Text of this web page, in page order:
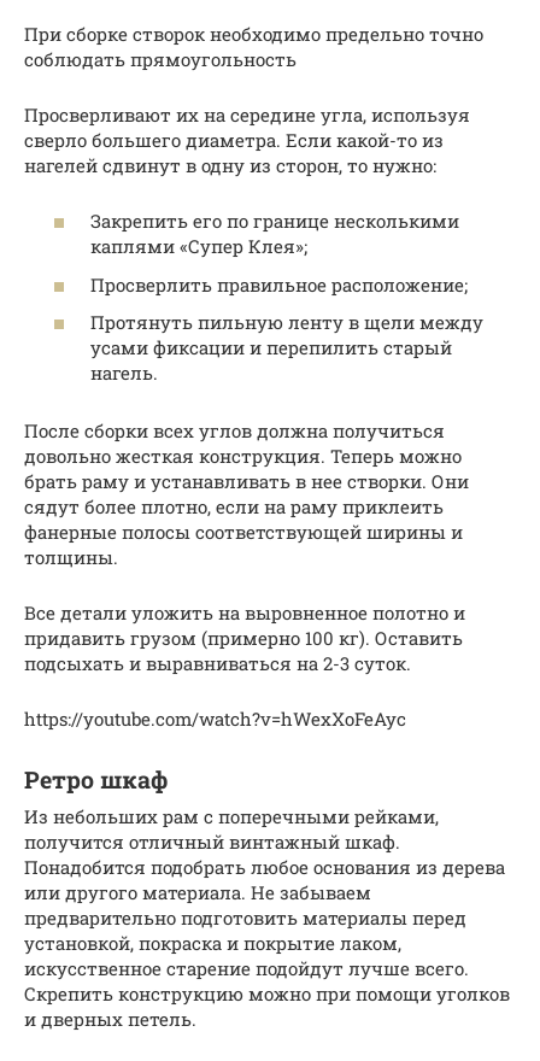
При сборке створок необходимо предельно точно
соблюдать прямоугольность
Просверливают их на середине угла, используя
сверло большего диаметра. Если какой-то из
нагелей сдвинут в одну из сторон, то нужно:
Закрепить его по границе несколькими
каплями «Супер Клея»;
Просверлить правильное расположение;
Протянуть пильную ленту в щели между
усами фиксации и перепилить старый
нагель.
После сборки всех углов должна получиться
довольно жесткая конструкция. Теперь можно
брать раму и устанавливать в нее створки. Они
сядут более плотно, если на раму приклеить
фанерные полосы соответствующей ширины и
толщины.
Все детали уложить на выровненное полотно и
придавить грузом (примерно 100 кг). Оставить
подсыхать и выравниваться на 2-3 суток.
https://youtube.com/watch?v=hWexXoFeAyc
Ретро шкаф
Из небольших рам с поперечными рейками,
получится отличный винтажный шкаф.
Понадобится подобрать любое основания из дерева
или другого материала. Не забываем
предварительно подготовить материалы перед
установкой, покраска и покрытие лаком,
искусственное старение подойдут лучше всего.
Скрепить конструкцию можно при помощи уголков
и дверных петель.